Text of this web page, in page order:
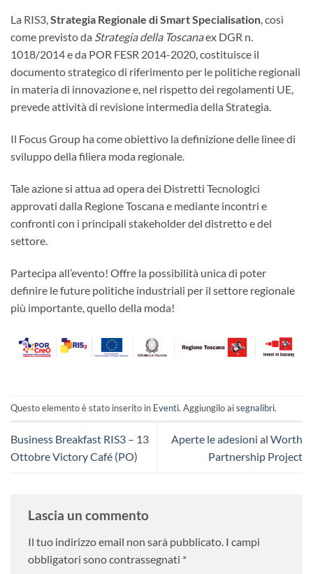
La RIS3,Strategia Regionale di Smart Specialisation, così
come previsto da Strategia della Toscanaex DGR n.
1018/2014 e da POR FESR 2014-2020, costituisce il
documento strategico di riferimento per le politiche regionali
in materia di innovazione e, nel rispetto dei regolamenti UE,
prevede attività di revisione intermedia della Strategia.
Il Focus Group ha come obiettivo la definizione delle linee di
sviluppo della filiera moda regionale.
Tale azione si attua ad opera dei Distretti Tecnologici
approvati dalla Regione Toscana e mediante incontri e
confronti con i principali stakeholder del distretto e del
settore.
Partecipa all’evento! Offre la possibilità unica di poter
definire le future politiche industriali per il settore regionale
più importante, quello della moda!
Questo elemento è stato inserito in Eventi. Aggiungilo aisegnalibri.
Business Breakfast RIS3 – 13
Ottobre Victory Café (PO)
Aperte le adesioni al Worth
Partnership Project
Lascia un commento
Il tuo indirizzo email non sarà pubblicato. I campi
obbligatori sono contrassegnati *